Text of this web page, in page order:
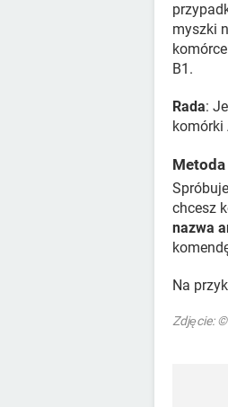
myszki
B1.
Rada:
komórki
Metoda
chcesz
nazwa
Na
Zdjęcie: